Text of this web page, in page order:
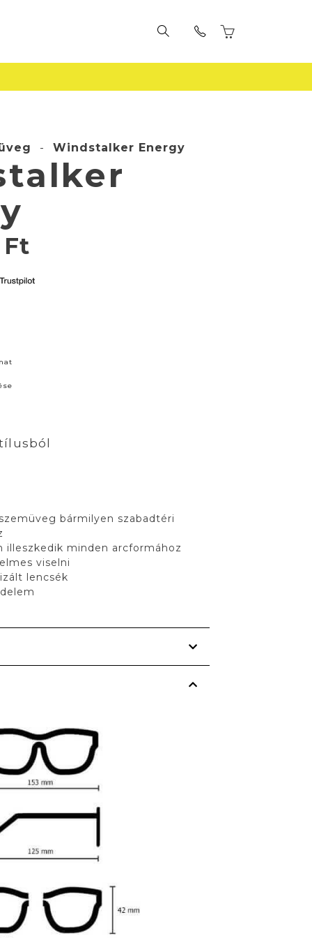
- Windstalker Energy
Ft
bármilyen szabadtéri
illeszkedik minden arcformához
viselni
lencsék